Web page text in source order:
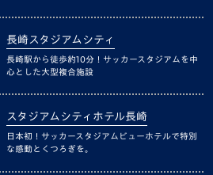
長崎スタジアムシティ
長崎駅から徒歩約10分！サッカースタジアムを中
心とした大型複合施設
スタジアムシティホテル長崎
日本初！サッカースタジアムビューホテルで特別
な感動とくつろぎを。